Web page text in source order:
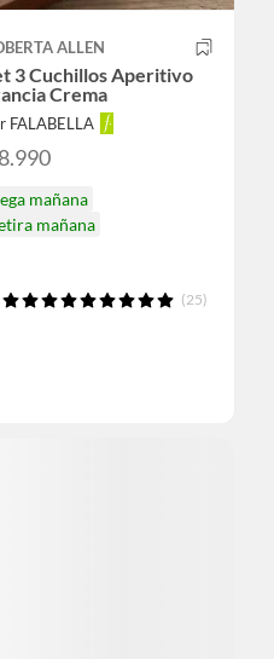
ALLEN
3 Cuchillos Aperitivo
Crema
FALABELLA
mañana
mañana
(25)